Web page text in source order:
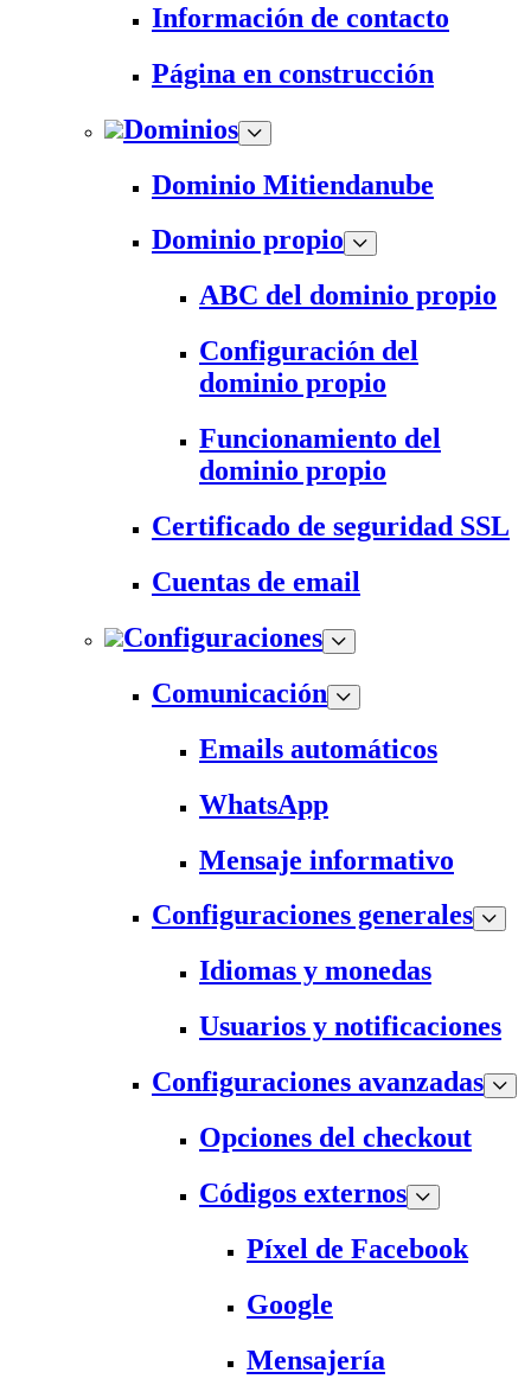
Información de contacto
Página en construcción
Dominios
Dominio Mitiendanube
Dominio propio
ABC del dominio propio
Configuración del
dominio propio
Funcionamiento del
dominio propio
Certificado de seguridad SSL
Cuentas de email
Configuraciones
Comunicación
Emails automáticos
WhatsApp
Mensaje informativo
Configuraciones generales
Idiomas y monedas
Usuarios y notificaciones
Configuraciones avanzadas
Opciones del checkout
Códigos externos
Píxel de Facebook
Google
Mensajería